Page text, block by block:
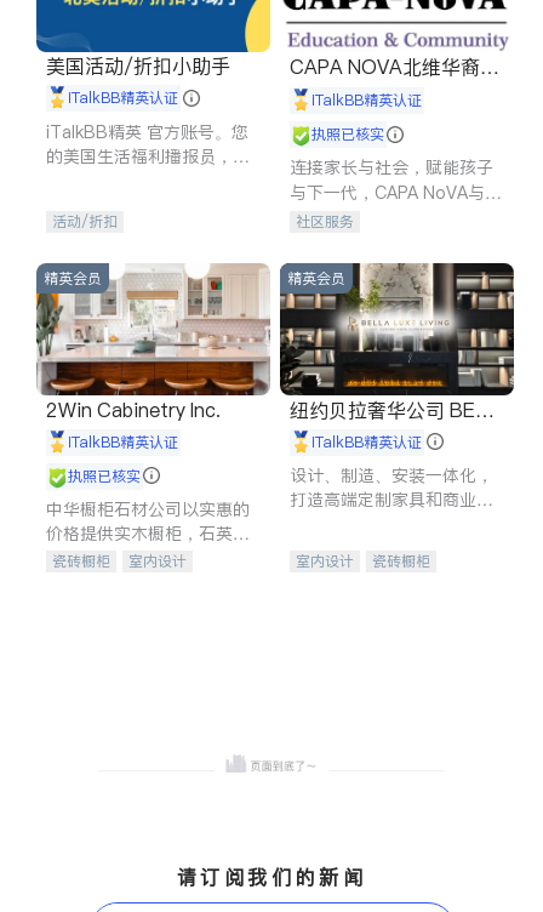
美国活动/折扣小助手
iTalkBB精英认证
iTalkBB精英 官方账号。您
的美国生活福利播报员，精
专属福利。
活动/折扣
CAPA NOVA北维华裔家
长会iTalkBB精英认证
执照已核实
连接家长与社会，赋能孩子
与下一代，CAPA NoVA与您
携手建设包容、公平、充满
社区服务
精英会员
2Win Cabinetry Inc.
iTalkBB精英认证
执照已核实
中华橱柜石材公司以实惠的
价格提供实木橱柜，石英石
台面，多种优质不锈钢水
瓷砖橱柜
室内设计
精英会员
纽约贝拉奢华公司 BELL
A LUXE
iTalkBB精英认证
设计、制造、安装一体化，
打造高端定制家具和商业空
室内设计
瓷砖橱柜
请订阅我们的新闻